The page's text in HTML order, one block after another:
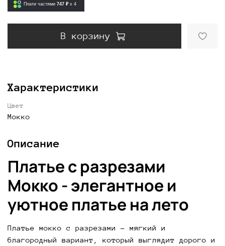
Плати частями 747 ₽ x 4
В корзину
Характеристики
Цвет
Мокко
Описание
Платье с разрезами
Мокко - элегантное и
уютное платье на лето
Платье мокко с разрезами - мягкий и
благородный вариант, который выглядит дорого и